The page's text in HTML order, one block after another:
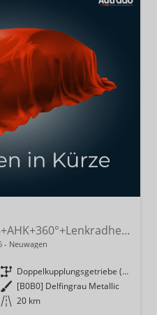
LIFE 150PS eTSI DSG GV5+AHK+360°+Lenkradheiz+IQ.Drive+ACC+App+eHeck+LED
Neuwagen
Getriebe
Doppelkupplungsgetriebe (DSG)
Außenfarbe [B0B0] Delfingrau Metallic
Kilometerstand 20 km